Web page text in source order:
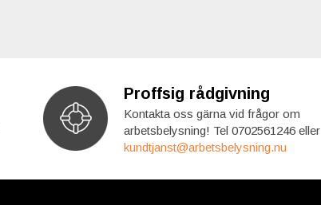
Proffsig rådgivning
Kontakta oss gärna vid frågor om
arbetsbelysning! Tel 0702561246 eller
kundtjanst@arbetsbelysning.nu